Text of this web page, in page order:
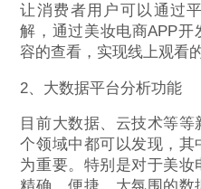
让消费者用户可以通过
解，通过美妆电商APP
容的查看，实现线上观看
2、大数据平台分析功能
目前大数据、云技术等
个领域中都可以发现，
为重要。特别是对于美